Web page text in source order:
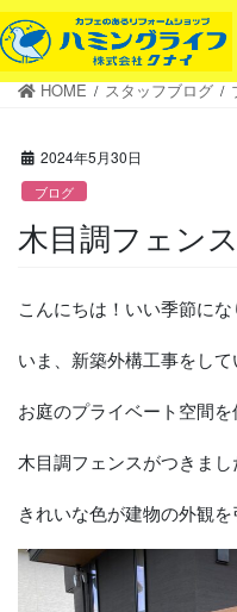
コ
ン
テ
ナ
ビ
ゲ
HOME スタッフブログ
2024年5月30日
ブログ
木目調フェン
こんにちは！いい季節に
いま、新築外構工事をして
お庭のプライベート空間を
木目調フェンスがつきまし
きれいな色が建物の外観を